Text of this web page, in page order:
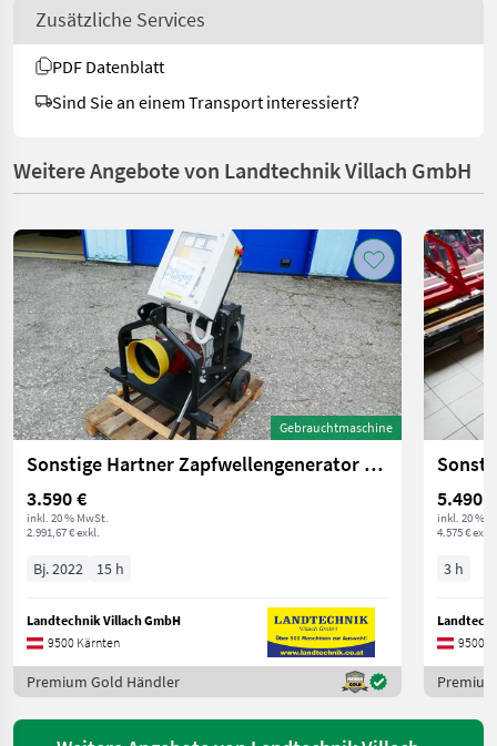
Zusätzliche Services
PDF Datenblatt
Sind Sie an einem Transport interessiert?
Weitere Angebote von Landtechnik Villach GmbH
Gebrauchtmaschine
Sonstige Hartner Zapfwellengenerator 20,0 kVA
3.590 €
inkl. 20 % MwSt.
2.991,67 € exkl.
Bj. 2022 15 h
Landtechnik Villach GmbH
9500 Kärnten
Premium Gold Händler
5.490 €
inkl. 20 %
4.575 € exkl.
3 h
9500